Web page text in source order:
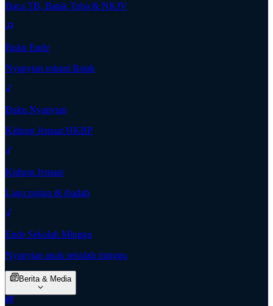
Baca TB, Batak Toba & NKJV
Buku Ende
Nyanyian rohani Batak
Buku Nyanyian
Kidung Jemaat HKBP
Kidung Jemaat
Lagu pujian & ibadah
Ende Sekolah Minggu
Nyanyian anak sekolah minggu
Berita & Media